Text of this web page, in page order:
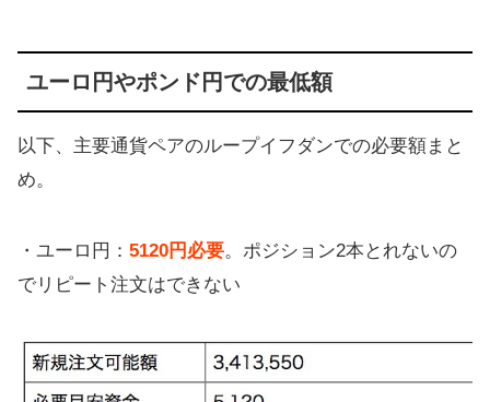
ユーロ円やポンド円での最低額
以下、主要通貨ペアのループイフダンでの必要額まと
め。
・ユーロ円： 5120円必要。ポジション2本とれないの
でリピート注文はできない